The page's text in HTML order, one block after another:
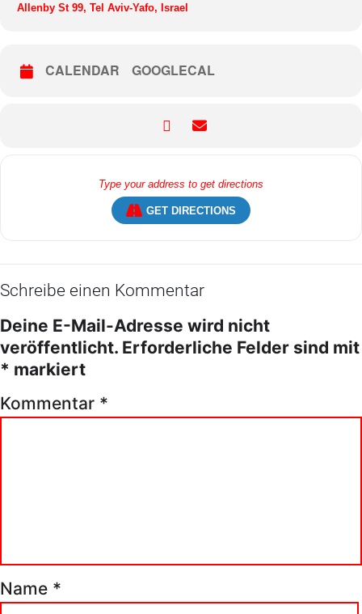
Allenby St 99, Tel Aviv-Yafo, Israel
CALENDAR GOOGLECAL
GET DIRECTIONS
Schreibe einen Kommentar
Deine E-Mail-Adresse wird nicht
veröffentlicht. Erforderliche Felder sind mit
* markiert
Kommentar *
Name *